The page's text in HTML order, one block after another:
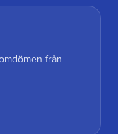
från